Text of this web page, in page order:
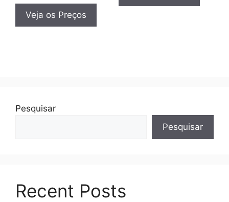
Veja os Preços
Pesquisar
Pesquisar
Recent Posts